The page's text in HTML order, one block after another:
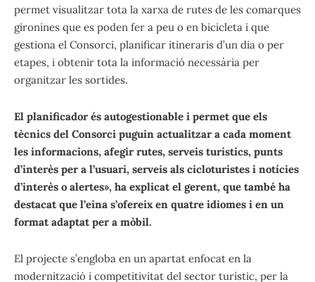
permet visualitzar tota la xarxa de rutes de les comarques
gironines que es poden fer a peu o en bicicleta i que
gestiona el Consorci, planificar itineraris d’un dia o per
etapes, i obtenir tota la informació necessària per
organitzar les sortides.
El planificador és autogestionable i permet que els
tècnics del Consorci puguin actualitzar a cada moment
les informacions, afegir rutes, serveis turístics, punts
d’interès per a l’usuari, serveis als cicloturistes i notícies
d’interès o alertes», ha explicat el gerent, que també ha
destacat que l’eina s’ofereix en quatre idiomes i en un
format adaptat per a mòbil.
El projecte s’engloba en un apartat enfocat en la
modernització i competitivitat del sector turístic, per la